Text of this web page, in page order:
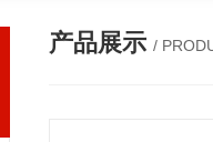
产品展示 /